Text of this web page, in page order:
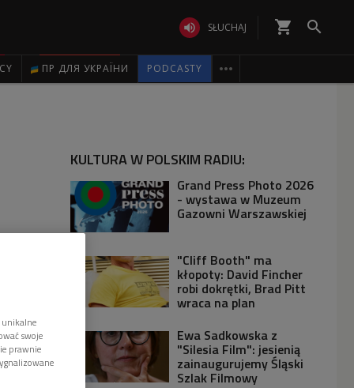
 SŁUCHAJ shopping_cart 
ПР ДЛЯ УКРАЇНИ PODCASTY 
KULTURA W POLSKIM RADIU:
Grand Press Photo 2026
- wystawa w Muzeum
Gazowni Warszawskiej
"Cliff Booth" ma
kłopoty: David Fincher
robi dokrętki, Brad Pitt
wraca na plan
Ewa Sadkowska z
"Silesia Film": jesienią
zainaugurujemy Śląski
Szlak Filmowy
swoje
prawnie